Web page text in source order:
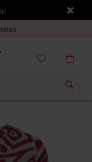
vanaf €75,-
aankoop
vanaf €75,-